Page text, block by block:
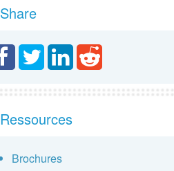
Share
Ressources
Brochures